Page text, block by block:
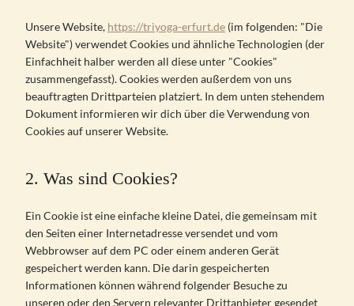
Unsere Website, https://triyoga-erfurt.de (im folgenden: "Die
Website") verwendet Cookies und ähnliche Technologien (der
Einfachheit halber werden all diese unter "Cookies"
zusammengefasst). Cookies werden außerdem von uns
beauftragten Drittparteien platziert. In dem unten stehendem
Dokument informieren wir dich über die Verwendung von
Cookies auf unserer Website.
2. Was sind Cookies?
Ein Cookie ist eine einfache kleine Datei, die gemeinsam mit
den Seiten einer Internetadresse versendet und vom
Webbrowser auf dem PC oder einem anderen Gerät
gespeichert werden kann. Die darin gespeicherten
Informationen können während folgender Besuche zu
unseren oder den Servern relevanter Drittanbieter gesendet